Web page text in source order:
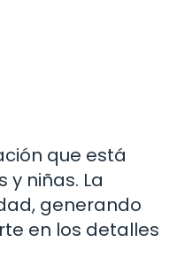
que está
niñas. La
generando
en los detalles